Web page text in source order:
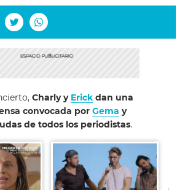
Charly y Erick dan una
convocada por Gema y
de todos los periodistas.